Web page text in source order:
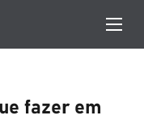
fazer em